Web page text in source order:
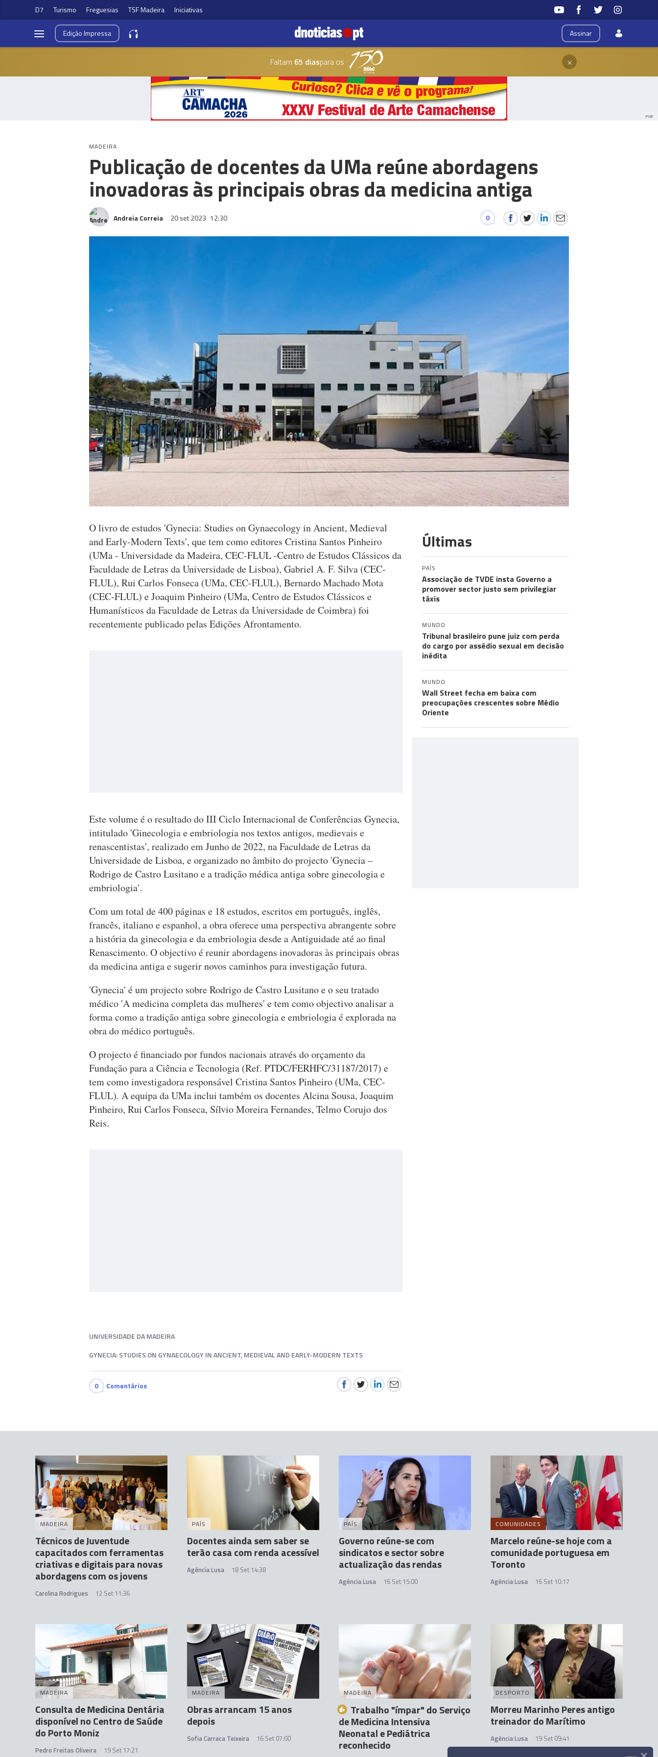
D7 Turismo Freguesias TSF Madeira Iniciativas
Assinar
EdiçãoImpressa
Faltam 65 diaspara os ×
PUB
MADEIRA
Publicação de docentes da UMa reúne abordagens
inovadoras às principais obras da medicina antiga
Andreia Correia 20 set 2023 12:30 0
O livro de estudos 'Gynecia: Studies on Gynaecology in Ancient, Medieval
and Early-Modern Texts', que tem como editores Cristina Santos Pinheiro
(UMa - Universidade da Madeira, CEC-FLUL -Centro de Estudos Clássicos da
Faculdade de Letras da Universidade de Lisboa), Gabriel A. F. Silva (CEC-
FLUL), Rui Carlos Fonseca (UMa, CEC-FLUL), Bernardo Machado Mota
(CEC-FLUL) e Joaquim Pinheiro (UMa, Centro de Estudos Clássicos e
Humanísticos da Faculdade de Letras da Universidade de Coimbra) foi
recentemente publicado pelas Edições Afrontamento.
Este volume é o resultado do III Ciclo Internacional de Conferências Gynecia,
intitulado 'Ginecologia e embriologia nos textos antigos, medievais e
renascentistas', realizado em Junho de 2022, na Faculdade de Letras da
Universidade de Lisboa, e organizado no âmbito do projecto 'Gynecia –
Rodrigo de Castro Lusitano e a tradição médica antiga sobre ginecologia e
embriologia'.
Com um total de 400 páginas e 18 estudos, escritos em português, inglês,
francês, italiano e espanhol, a obra oferece uma perspectiva abrangente sobre
a história da ginecologia e da embriologia desde a Antiguidade até ao final
Renascimento. O objectivo é reunir abordagens inovadoras às principais obras
da medicina antiga e sugerir novos caminhos para investigação futura.
'Gynecia' é um projecto sobre Rodrigo de Castro Lusitano e o seu tratado
médico 'A medicina completa das mulheres' e tem como objectivo analisar a
forma como a tradição antiga sobre ginecologia e embriologia é explorada na
obra do médico português.
O projecto é financiado por fundos nacionais através do orçamento da
Fundação para a Ciência e Tecnologia (Ref. PTDC/FERHFC/31187/2017) e
tem como investigadora responsável Cristina Santos Pinheiro (UMa, CEC-
FLUL). A equipa da UMa inclui também os docentes Alcina Sousa, Joaquim
Pinheiro, Rui Carlos Fonseca, Sílvio Moreira Fernandes, Telmo Corujo dos
Reis.
UNIVERSIDADE DA MADEIRA
GYNECIA: STUDIES ON GYNAECOLOGY IN ANCIENT, MEDIEVAL AND EARLY-MODERN TEXTS
0 Comentários
Últimas
PAÍS
Associação de TVDE insta Governo a
promover sector justo sem privilegiar
táxis
MUNDO
Tribunal brasileiro pune juiz com perda
do cargo por assédio sexual em decisão
inédita
MUNDO
Wall Street fecha em baixa com
preocupações crescentes sobre Médio
Oriente
MADEIRA
Técnicos de Juventude
capacitados com ferramentas
criativas e digitais para novas
abordagens com os jovens
Carolina Rodrigues 12 Set 11:36
PAÍS
Docentes ainda sem saber se
terão casa com renda acessível
Agência Lusa 18 Set 14:38
PAÍS
Governo reúne-se com
sindicatos e sector sobre
actualização das rendas
Agência Lusa 16 Set 15:00
COMUNIDADES
Marcelo reúne-se hoje com a
comunidade portuguesa em
Toronto
Agência Lusa 16 Set 10:17
MADEIRA
Consulta de Medicina Dentária
disponível no Centro de Saúde
do Porto Moniz
Pedro Freitas Oliveira 19 Set 17:21
MADEIRA
Obras arrancam 15 anos
depois
Sofia Carraca Teixeira 16 Set 07:00
MADEIRA
Trabalho "ímpar" do Serviço
de Medicina Intensiva
Neonatal e Pediátrica
reconhecido
DESPORTO
Morreu Marinho Peres antigo
treinador do Marítimo
Agência Lusa 19 Set 09:41